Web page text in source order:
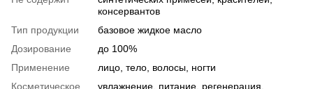
консервантов
Тип продукции
базовое жидкое масло
Дозирование
до 100%
Применение
лицо, тело, волосы, ногти
Косметическое
увлажнение, питание, регенерация,